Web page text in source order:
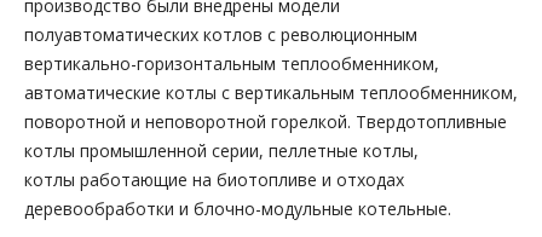
производство были внедрены модели
полуавтоматических котлов с революционным
вертикально-горизонтальным теплообменником,
автоматические котлы с вертикальным теплообменником,
поворотной и неповоротной горелкой. Твердотопливные
котлы промышленной серии, пеллетные котлы,
котлы работающие на биотопливе и отходах
деревообработки и блочно-модульные котельные.